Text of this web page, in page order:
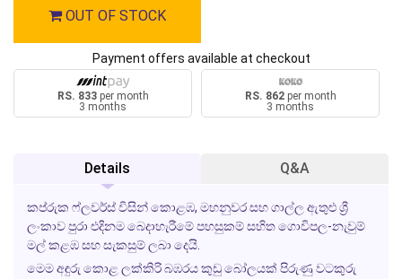
OUT OF STOCK
Payment offers available at checkout
RS. 833per month
3 months
RS. 862per month
3 months
Details Q&A
කප්රුක ෆ්ලවර්ස් විසින් කොළඹ, මහනුවර සහ ගාල්ල ඇතුළු ශ්‍රී
ලංකාව පුරා එදිනම බෙදාහැරීමේ පහසුකම් සහිත ගොවිපල-නැවුම්
මල් කළඹ සහ සැකසුම් ලබා දෙයි.
මෙම අඳුරු කොළ ලක්කිරි බඹරය කුඩු බෝලයක් පිරුණු වටකුරු